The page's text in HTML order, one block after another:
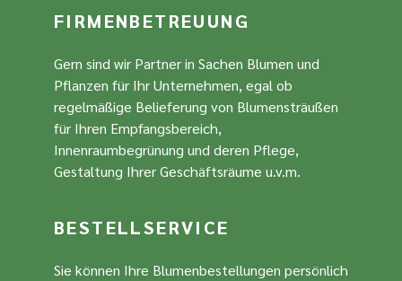
FIRMENBETREUUNG
Gern sind wir Partner in Sachen Blumen und
Pflanzen für Ihr Unternehmen, egal ob
regelmäßige Belieferung von Blumensträußen
für Ihren Empfangsbereich,
Innenraumbegrünung und deren Pflege,
Gestaltung Ihrer Geschäftsräume u.v.m.
BESTELLSERVICE
Sie können Ihre Blumenbestellungen persönlich